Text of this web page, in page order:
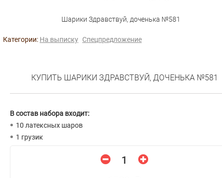
Шарики Здравствуй, доченька №581
Категории: На выписку Спецпредложение
КУПИТЬ ШАРИКИ ЗДРАВСТВУЙ, ДОЧЕНЬКА №581
В состав набора входит:
10 латексных шаров
1 грузик